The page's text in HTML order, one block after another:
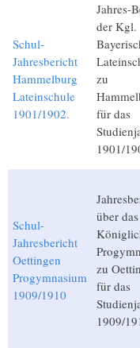
Schul-
Jahresbericht
Hammelburg
Lateinschule
1901/1902.
Jahres-
der Kgl.
zu
für das
1901/
Schul-
Jahresbericht
Oettingen
Progymnasium
1909/1910
über das
zu
für das
1909/